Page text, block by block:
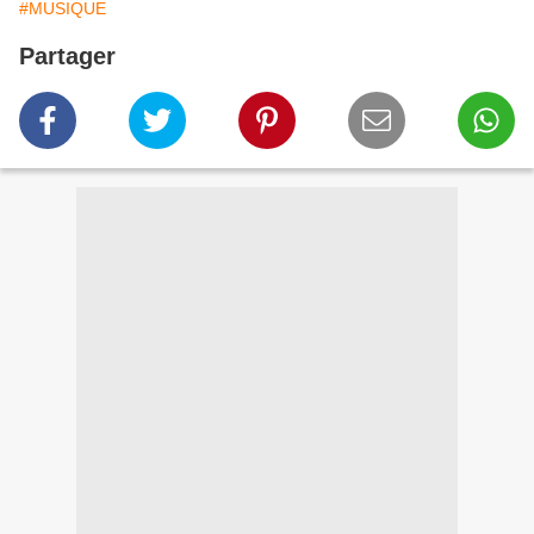
#MUSIQUE
Partager